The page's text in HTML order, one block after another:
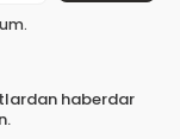
haberdar